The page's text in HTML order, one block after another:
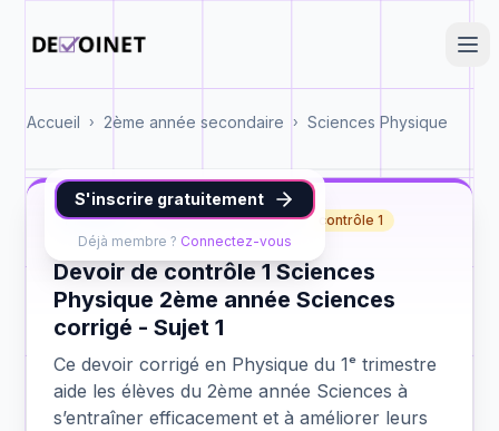
Accueil › 2ème année secondaire › Sciences Physique
S'inscrire gratuitement
Déjà membre ? Connectez-vous
Physique 2ème année Sciences contrôle 1
Devoir de contrôle 1 Sciences
Physique 2ème année Sciences
corrigé - Sujet 1
Ce devoir corrigé en Physique du 1ᵉ trimestre
aide les élèves du 2ème année Sciences à
s’entraîner efficacement et à améliorer leurs